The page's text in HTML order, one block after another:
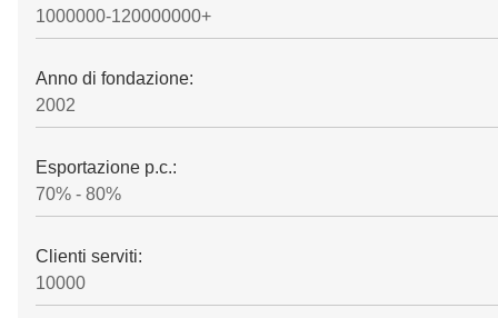
1000000-120000000+
Anno di fondazione:
2002
Esportazione p.c.:
70% - 80%
Clienti serviti:
10000